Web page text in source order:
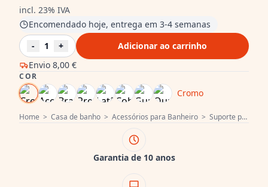
Home > Casa de banho > Acessórios para Banheiro > Suporte para papel higiênico
incl. 23% IVA
Envio 8,00 €
Encomendado hoje, entrega em 3-4 semanas
-
1 + Adicionar ao carrinho
COR
Cromo
Garantia de 10 anos